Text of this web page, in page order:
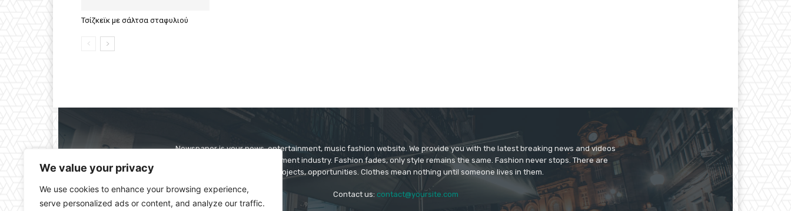
We value your privacy
We use cookies to enhance your browsing experience,
serve personalized ads or content, and analyze our traffic.
Τσίζκεϊκ με σάλτσα σταφυλιού
Newspaper is your news, entertainment, music fashion website. We provide you with the latest breaking news and videos
straight from the entertainment industry. Fashion fades, only style remains the same. Fashion never stops. There are
always projects, opportunities. Clothes mean nothing until someone lives in them.
Contact us: contact@yoursite.com